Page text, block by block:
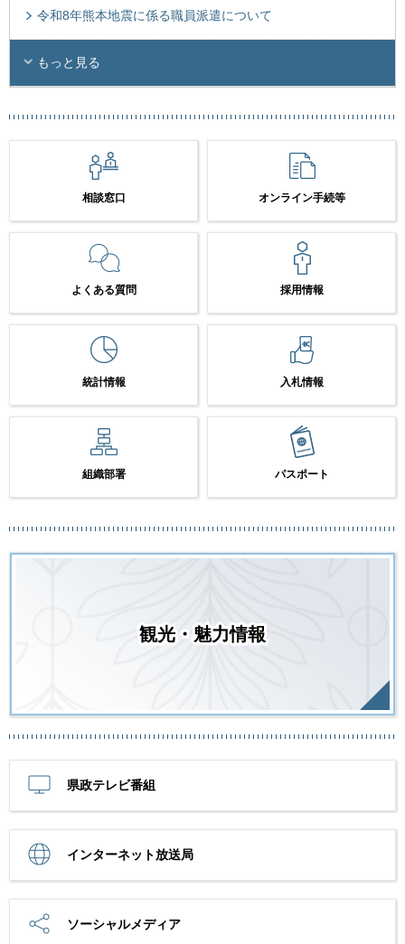
令和8年熊本地震に係る職員派遣について
もっと見る
相談窓口 オンライン手続等
よくある質問 採用情報
統計情報 入札情報
組織部署 パスポート
観光・魅力情報
県政テレビ番組
インターネット放送局
ソーシャルメディア